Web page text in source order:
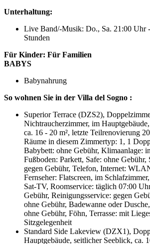
Unterhaltung:
Live Band/-Musik: Do., Sa. 21:00 Uhr
Stunden
Für Kinder: Für Familien
BABYS
Babynahrung
So wohnen Sie in der Villa del Sogno :
Superior Terrace (DZS2),
Nichtraucherzimmer, im
ca. 16 - 20 m², letzte Teilrenovierung
Räume in diesem Zimmertyp: 1, 1
Babybett: ohne Gebühr, Klimaanlage:
Fußboden: Parkett, Safe: ohne
gegen Gebühr, Telefon, Internet:
Fernseher: Flatscreen, im
Sat-TV, Roomservice: täglich 07:00
Gebühr, Reinigungsservice: gegen
ohne Gebühr, Badewanne oder
ohne Gebühr, Föhn, Terrasse: mit
Sitzgelegenheit
Standard Side Lakeview (DZX1),
Hauptgebäude, seitlicher Seeblick, ca.